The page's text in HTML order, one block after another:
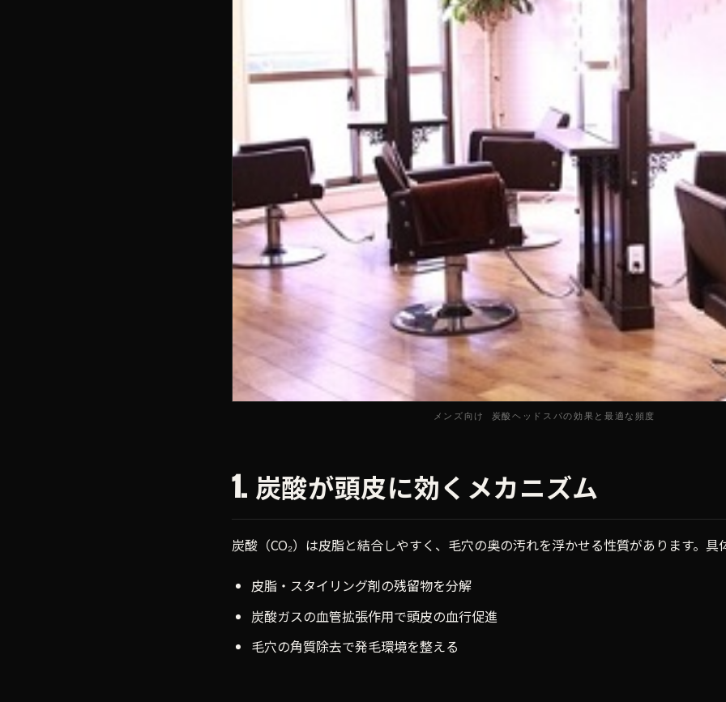
メンズ向け 炭酸ヘッドスパの効果と最適な頻度
1. 炭酸が頭皮に効くメカニズム
炭酸（CO₂）は皮脂と結合しやすく、毛穴の奥の汚れを浮かせる性質があります。具
皮脂・スタイリング剤の残留物を分解
炭酸ガスの血管拡張作用で頭皮の血行促進
毛穴の角質除去で発毛環境を整える